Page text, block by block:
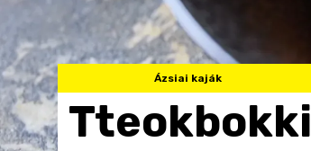
Ázsiai kaják
Tteokbokki